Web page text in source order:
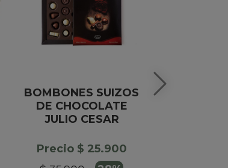
BOMBONES SUIZOS
DE CHOCOLATE
JULIO CESAR
Precio $ 25.900